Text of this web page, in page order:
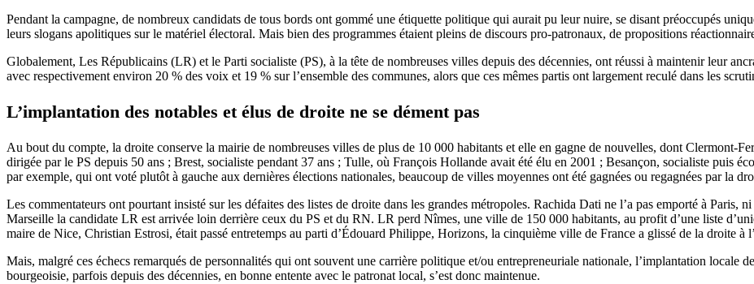
Pendant la campagne, de nombreux candidats de tous bords ont gommé une étiquette politique qui aurait pu leur nuire, se disant préoccupés
leurs slogans apolitiques sur le matériel électoral. Mais bien des programmes étaient pleins de discours pro-patronaux, de propositions
Globalement, Les Républicains (LR) et le Parti socialiste (PS), à la tête de nombreuses villes depuis des décennies, ont réussi à maintenir leur
avec respectivement environ 20 % des voix et 19 % sur l’ensemble des communes, alors que ces mêmes partis ont largement reculé dans les
L’implantation des notables et élus de droite ne se dément pas
Au bout du compte, la droite conserve la mairie de nombreuses villes de plus de 10 000 habitants et elle en gagne de nouvelles, dont Clermont-
dirigée par le PS depuis 50 ans ; Brest, socialiste pendant 37 ans ; Tulle, où François Hollande avait été élu en 2001 ; Besançon, socialiste puis
par exemple, qui ont voté plutôt à gauche aux dernières élections nationales, beaucoup de villes moyennes ont été gagnées ou regagnées par la
Les commentateurs ont pourtant insisté sur les défaites des listes de droite dans les grandes métropoles. Rachida Dati ne l’a pas emporté à
Marseille la candidate LR est arrivée loin derrière ceux du PS et du RN. LR perd Nîmes, une ville de 150 000 habitants, au profit d’une liste
maire de Nice, Christian Estrosi, était passé entretemps au parti d’Édouard Philippe, Horizons, la cinquième ville de France a glissé de la droite
Mais, malgré ces échecs remarqués de personnalités qui ont souvent une carrière politique et/ou entrepreneuriale nationale, l’implantation locale
bourgeoisie, parfois depuis des décennies, en bonne entente avec le patronat local, s’est donc maintenue.